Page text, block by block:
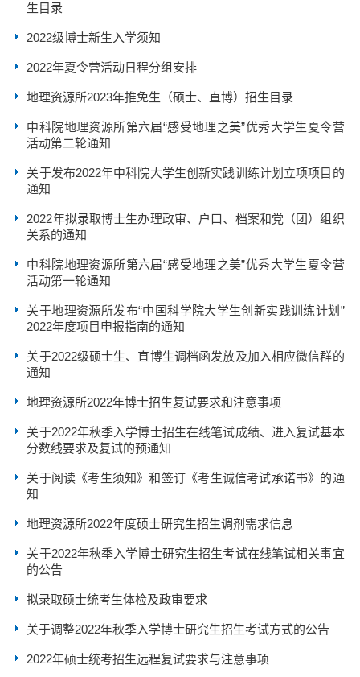
生目录
2022级博士新生入学须知
2022年夏令营活动日程分组安排
地理资源所2023年推免生（硕士、直博）招生目录
中科院地理资源所第六届“感受地理之美”优秀大学生夏令营
活动第二轮通知
关于发布2022年中科院大学生创新实践训练计划立项项目的
通知
2022年拟录取博士生办理政审、户口、档案和党（团）组织
关系的通知
中科院地理资源所第六届“感受地理之美”优秀大学生夏令营
活动第一轮通知
关于地理资源所发布“中国科学院大学生创新实践训练计划”
2022年度项目申报指南的通知
关于2022级硕士生、直博生调档函发放及加入相应微信群的
通知
地理资源所2022年博士招生复试要求和注意事项
关于2022年秋季入学博士招生在线笔试成绩、进入复试基本
分数线要求及复试的预通知
关于阅读《考生须知》和签订《考生诚信考试承诺书》的通
知
地理资源所2022年度硕士研究生招生调剂需求信息
关于2022年秋季入学博士研究生招生考试在线笔试相关事宜
的公告
拟录取硕士统考生体检及政审要求
关于调整2022年秋季入学博士研究生招生考试方式的公告
2022年硕士统考招生远程复试要求与注意事项